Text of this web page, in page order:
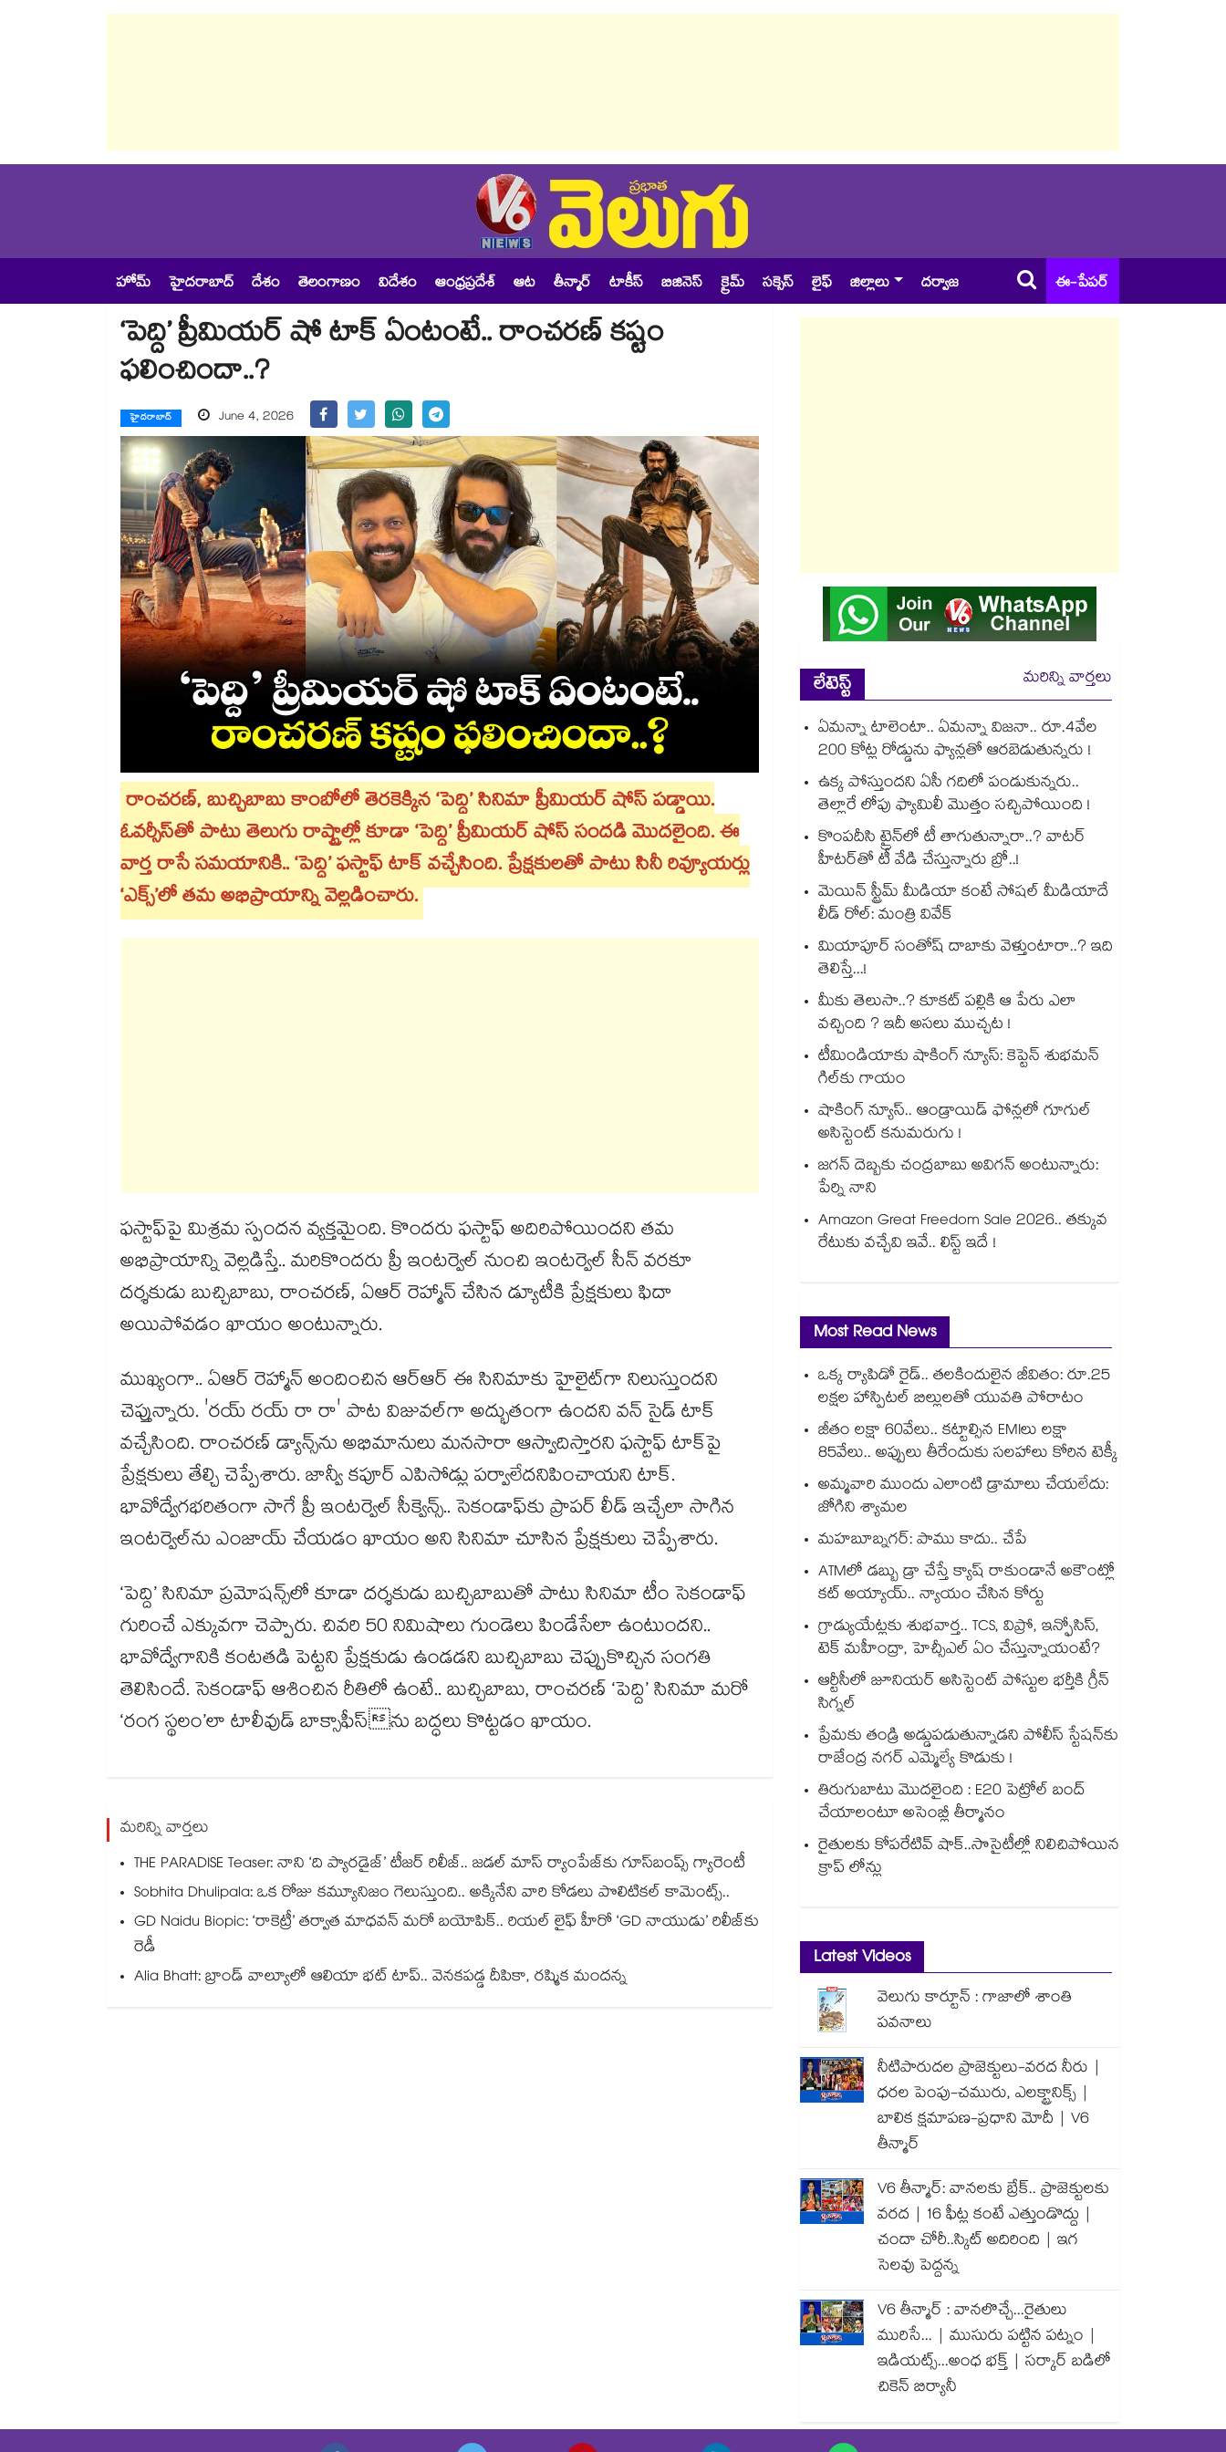
హోమ్ హైదరాబాద్ దేశం తెలంగాణం విదేశం ఆంధ్రప్రదేశ్ ఆట తీన్మార్ టాకీస్ బిజినెస్ క్రైమ్ సక్సెస్ లైఫ్ జిల్లాలు దర్వాజ ఈ-పేపర్
‘పెద్ది’ ప్రీమియర్ షో టాక్ ఏంటంటే.. రాంచరణ్ కష్టం
ఫలించిందా..?
హైదరాబాద్ June 4, 2026
రాంచరణ్, బుచ్చిబాబు కాంబోలో తెరకెక్కిన ‘పెద్ది’ సినిమా ప్రీమియర్ షోస్ పడ్డాయి.
ఓవర్సీస్⁪తో పాటు తెలుగు రాష్ట్రాల్లో కూడా ‘పెద్ది’ ప్రీమియర్ షోస్ సందడి మొదలైంది. ఈ
వార్త రాసే సమయానికి.. ‘పెద్ది’ ఫస్టాఫ్⁯ టాక్ వచ్చేసింది. ప్రేక్షకులతో పాటు సినీ రివ్యూయర్లు
‘ఎక్స్’లో తమ అభిప్రాయాన్ని వెల్లడించారు.
ఫస్టాఫ్⁪పై మిశ్రమ స్పందన వ్యక్తమైంది. కొందరు ఫస్టాఫ్ అదిరిపోయిందని తమ
అభిప్రాయాన్ని వెల్లడిస్తే.. మరికొందరు ప్రీ ఇంటర్వెల్ నుంచి ఇంటర్వెల్ సీన్ వరకూ
దర్శకుడు బుచ్చిబాబు, రాంచరణ్, ఏఆర్ రెహ్మాన్ చేసిన డ్యూటీకి ప్రేక్షకులు ఫిదా
అయిపోవడం ఖాయం అంటున్నారు.
ముఖ్యంగా.. ఏఆర్ రెహ్మాన్ అందించిన ఆర్ఆర్ ఈ సినిమాకు హైలైట్⁫గా నిలుస్తుందని
చెప్తున్నారు. 'రయ్ రయ్ రా రా' పాట విజువల్⁫గా అద్భుతంగా ఉందని వన్ సైడ్ టాక్
వచ్చేసింది. రాంచరణ్ డ్యాన్స్⁪ను అభిమానులు మనసారా ఆస్వాదిస్తారని ఫస్టాఫ్ టాక్⁬పై
ప్రేక్షకులు తేల్చి చెప్పేశారు. జాన్వీ కపూర్ ఎపిసోడ్లు పర్వాలేదనిపించాయని టాక్.
భావోద్వేగభరితంగా సాగే ప్రీ ఇంటర్వెల్ సీక్వెన్స్.. సెకండాఫ్⁭కు ప్రాపర్ లీడ్ ఇచ్చేలా సాగిన
ఇంటర్వెల్⁪ను ఎంజాయ్ చేయడం ఖాయం అని సినిమా చూసిన ప్రేక్షకులు చెప్పేశారు.
‘పెద్ది’ సినిమా ప్రమోషన్స్⁪లో కూడా దర్శకుడు బుచ్చిబాబుతో పాటు సినిమా టీం సెకండాఫ్
గురించే ఎక్కువగా చెప్పారు. చివరి 50 నిమిషాలు గుండెలు పిండేసేలా ఉంటుందని..
భావోద్వేగానికి కంటతడి పెట్టని ప్రేక్షకుడు ఉండడని బుచ్చిబాబు చెప్పుకొచ్చిన సంగతి
తెలిసిందే. సెకండాఫ్ ఆశించిన రీతిలో ఉంటే.. బుచ్చిబాబు, రాంచరణ్ ‘పెద్ది’ సినిమా మరో
‘రంగ స్థలం’లా టాలీవుడ్ బాక్సాఫీస్⁭ను బద్ధలు కొట్టడం ఖాయం.
మరిన్ని వార్తలు
THE PARADISE Teaser: నాని ‘ది ప్యారడైజ్‌‌’ టీజర్ రిలీజ్.. జడల్ మాస్ ర్యాంపేజ్‌కు గూస్‌బంప్స్ గ్యారెంటీ
Sobhita Dhulipala: ఒక రోజు కమ్యూనిజం గెలుస్తుంది.. అక్కినేని వారి కోడలు పొలిటికల్ కామెంట్స్..
GD Naidu Biopic: ‘రాకెట్రీ’ తర్వాత మాధవన్ మరో బయోపిక్.. రియల్ లైఫ్ హీరో ‘GD నాయుడు’ రిలీజ్⁬కు
రెడీ
Alia Bhatt: బ్రాండ్ వాల్యూలో ఆలియా భట్ టాప్.. వెనకపడ్డ దీపికా, రష్మిక మందన్న
లేటెస్ట్
మరిన్ని వార్తలు
ఏమన్నా టాలెంటా.. ఏమన్నా విజనా.. రూ.4వేల
200 కోట్ల రోడ్డును ఫ్యాన్లతో ఆరబెడుతున్నరు !
ఉక్క పోస్తుందని ఏసీ గదిలో పండుకున్నరు..
తెల్లారే లోపు ఫ్యామిలీ మొత్తం సచ్చిపోయింది !
కొంపదీసి ట్రైన్⁬లో టీ తాగుతున్నారా..? వాటర్
హీటర్⁭⁭తో టీ వేడి చేస్తున్నారు బ్రో..!
మెయిన్ స్ట్రీమ్ మీడియా కంటే సోషల్ మీడియాదే
లీడ్ రోల్: మంత్రి వివేక్
మియాపూర్ సంతోష్ దాబాకు వెళ్తుంటారా..? ఇది
తెలిస్తే...!
మీకు తెలుసా..? కూకట్ పల్లికి ఆ పేరు ఎలా
వచ్చింది ? ఇదీ అసలు ముచ్చట !
టీమిండియాకు షాకింగ్ న్యూస్: కెప్టెన్ శుభమన్
గిల్‎కు గాయం
షాకింగ్ న్యూస్.. ఆండ్రాయిడ్ ఫోన్లలో గూగుల్
అసిస్టెంట్ కనుమరుగు !
జగన్ దెబ్బకు చంద్రబాబు అవిగన్ అంటున్నారు:
పేర్ని నాని
Amazon Great Freedom Sale 2026.. తక్కువ
రేటుకు వచ్చేవి ఇవే.. లిస్ట్ ఇదే !
Most Read News
ఒక్క ర్యాపిడో రైడ్.. తలకిందులైన జీవితం: రూ.25
లక్షల హాస్పిటల్ బిల్లులతో యువతి పోరాటం
జీతం లక్షా 60వేలు.. కట్టాల్సిన EMIలు లక్షా
85వేలు.. అప్పులు తీరేందుకు సలహాలు కోరిన టెక్కీ
అమ్మవారి ముందు ఎలాంటి డ్రామాలు చేయలేదు:
జోగిని శ్యామల
మహబూబ్నగర్: పాము కాదు.. చేపే
ATMలో డబ్బు డ్రా చేస్తే క్యాష్ రాకుండానే అకౌంట్లో
కట్ అయ్యాయ్.. న్యాయం చేసిన కోర్టు
గ్రాడ్యుయేట్లకు శుభవార్త.. TCS, విప్రో, ఇన్ఫోసిస్,
టెక్ మహీంద్రా, హెచ్సీఎల్ ఏం చేస్తున్నాయంటే?
ఆర్టీసీలో జూనియర్ అసిస్టెంట్‌‌ పోస్టుల భర్తీకి గ్రీన్‌‌
సిగ్నల్
ప్రేమకు తండ్రి అడ్డుపడుతున్నాడని పోలీస్ స్టేషన్⁪కు
రాజేంద్ర నగర్ ఎమ్మెల్యే కొడుకు !
తిరుగుబాటు మొదలైంది : E20 పెట్రోల్ బంద్
చేయాలంటూ అసెంబ్లీ తీర్మానం
రైతులకు కోపరేటివ్ షాక్..సొసైటీల్లో నిలిచిపోయిన
క్రాప్ లోన్లు
Latest Videos
వెలుగు కార్టూన్ : గాజాలో శాంతి
పవనాలు
నీటిపారుదల ప్రాజెక్టులు-వరద నీరు |
ధరల పెంపు-చమురు, ఎలక్ట్రానిక్స్ |
బాలిక క్షమాపణ-ప్రధాని మోదీ | V6
తీన్మార్
V6 తీన్మార్: వానలకు బ్రేక్.. ప్రాజెక్టులకు
వరద | 16 ఫీట్ల కంటే ఎత్తుండొద్దు |
చందా చోరీ..స్కిట్ అదిరింది | ఇగ
సెలవు పెద్దన్న
V6 తీన్మార్ : వానలొచ్చే...రైతులు
మురిసే... | ముసురు పట్టిన పట్నం |
ఇడియట్స్...అంధ భక్త్ | సర్కార్ బడిలో
చికెన్ బిర్యానీ